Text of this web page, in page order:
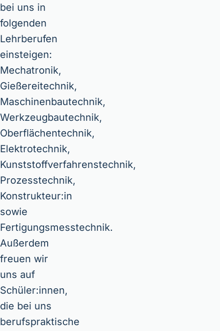
bei uns in
folgenden
Lehrberufen
einsteigen:
Mechatronik,
Gießereitechnik,
Maschinenbautechnik,
Werkzeugbautechnik,
Oberflächentechnik,
Elektrotechnik,
Kunststoffverfahrenstechnik,
Prozesstechnik,
Konstrukteur:in
sowie
Fertigungsmesstechnik.
Außerdem
freuen wir
uns auf
Schüler:innen,
die bei uns
berufspraktische